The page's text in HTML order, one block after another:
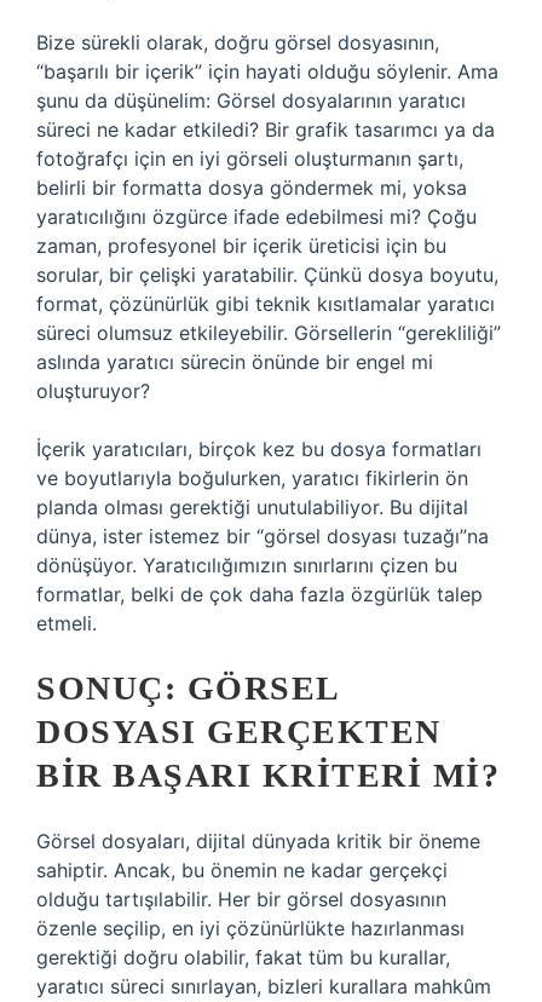
Bize sürekli olarak, doğru görsel dosyasının,
“başarılı bir içerik” için hayati olduğu söylenir. Ama
şunu da düşünelim: Görsel dosyalarının yaratıcı
süreci ne kadar etkiledi? Bir grafik tasarımcı ya da
fotoğrafçı için en iyi görseli oluşturmanın şartı,
belirli bir formatta dosya göndermek mi, yoksa
yaratıcılığını özgürce ifade edebilmesi mi? Çoğu
zaman, profesyonel bir içerik üreticisi için bu
sorular, bir çelişki yaratabilir. Çünkü dosya boyutu,
format, çözünürlük gibi teknik kısıtlamalar yaratıcı
süreci olumsuz etkileyebilir. Görsellerin “gerekliliği”
aslında yaratıcı sürecin önünde bir engel mi
oluşturuyor?
İçerik yaratıcıları, birçok kez bu dosya formatları
ve boyutlarıyla boğulurken, yaratıcı fikirlerin ön
planda olması gerektiği unutulabiliyor. Bu dijital
dünya, ister istemez bir “görsel dosyası tuzağı”na
dönüşüyor. Yaratıcılığımızın sınırlarını çizen bu
formatlar, belki de çok daha fazla özgürlük talep
etmeli.
SONUÇ: GÖRSEL
DOSYASI GERÇEKTEN
BIR BAŞARI KRITERI MI?
Görsel dosyaları, dijital dünyada kritik bir öneme
sahiptir. Ancak, bu önemin ne kadar gerçekçi
olduğu tartışılabilir. Her bir görsel dosyasının
özenle seçilip, en iyi çözünürlükte hazırlanması
gerektiği doğru olabilir, fakat tüm bu kurallar,
yaratıcı süreci sınırlayan, bizleri kurallara mahkûm